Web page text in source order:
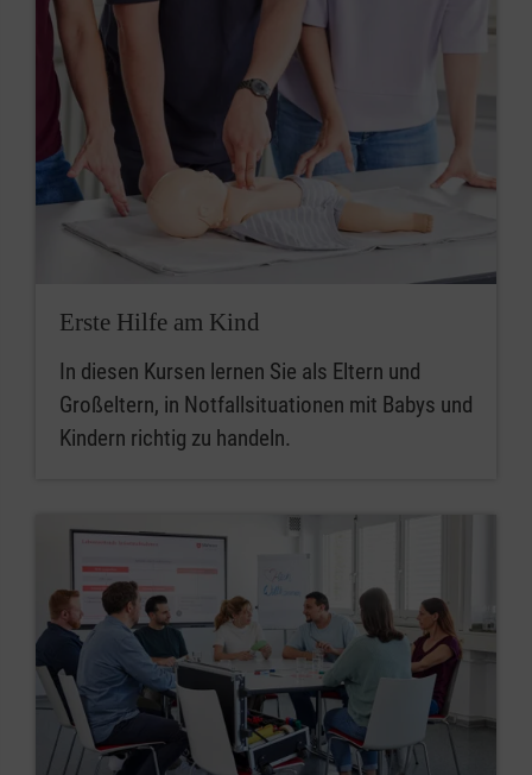
Erste Hilfe am Kind
In diesen Kursen lernen Sie als Eltern und
Großeltern, in Notfallsituationen mit Babys und
Kindern richtig zu handeln.